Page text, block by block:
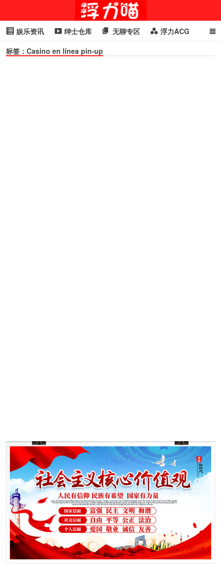
娱乐资讯 绅士仓库 无聊专区 浮力ACG
浮力GIF 明星头条 浮力资讯
标签：Casino en línea pin-up